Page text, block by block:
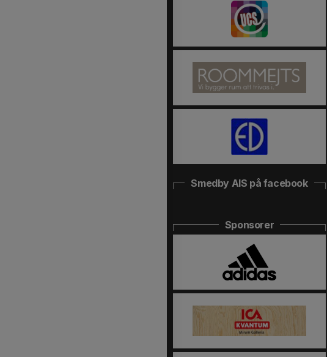
Smedby AIS på facebook
Sponsorer